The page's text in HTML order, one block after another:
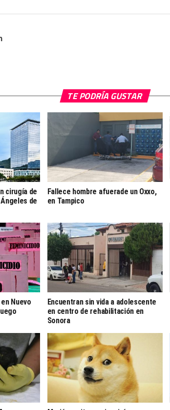
TE PODRÍA GUSTAR
cirugía de
de
Fallece hombre afuerade un Oxxo,
en Tampico
Nuevo
Encuentran sin vida a adolescente
en centro de rehabilitación en
Sonora